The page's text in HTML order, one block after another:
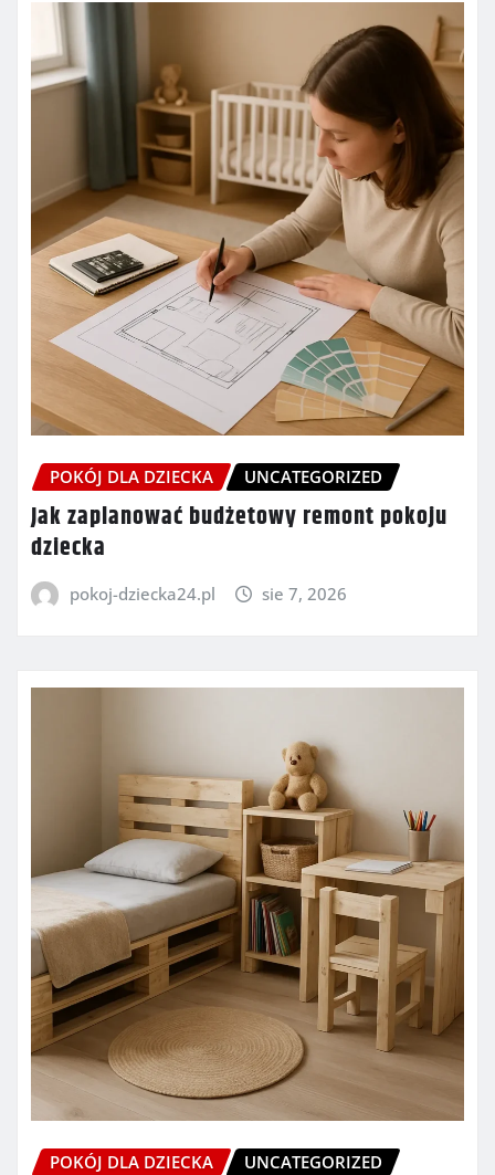
POKÓJ DLA DZIECKA UNCATEGORIZED
Jak zaplanować budżetowy remont pokoju
dziecka
pokoj-dziecka24.pl sie 7, 2026
POKÓJ DLA DZIECKA UNCATEGORIZED